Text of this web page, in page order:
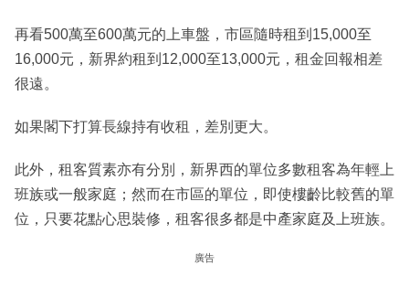
再看500萬至600萬元的上車盤，市區隨時租到15,000至
16,000元，新界約租到12,000至13,000元，租金回報相差
很遠。
如果閣下打算長線持有收租，差別更大。
此外，租客質素亦有分別，新界西的單位多數租客為年輕上
班族或一般家庭；然而在市區的單位，即使樓齡比較舊的單
位，只要花點心思裝修，租客很多都是中產家庭及上班族。
廣告